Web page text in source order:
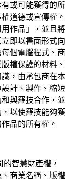
或可能獲得的所
道德或宣傳權。
作品」，並且將
即以書面形式向
個電腦程式、商
權保護的材料、
，由承包商在本
計、製作、縮短
與羅技合作，並
以使羅技能夠獲
品的所有權。
智慧財產權，
商業名稱、版權